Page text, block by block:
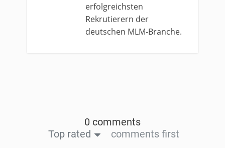
erfolgreichsten
Rekrutierern der
deutschen MLM-Branche.
0 comments
Top rated
comments first